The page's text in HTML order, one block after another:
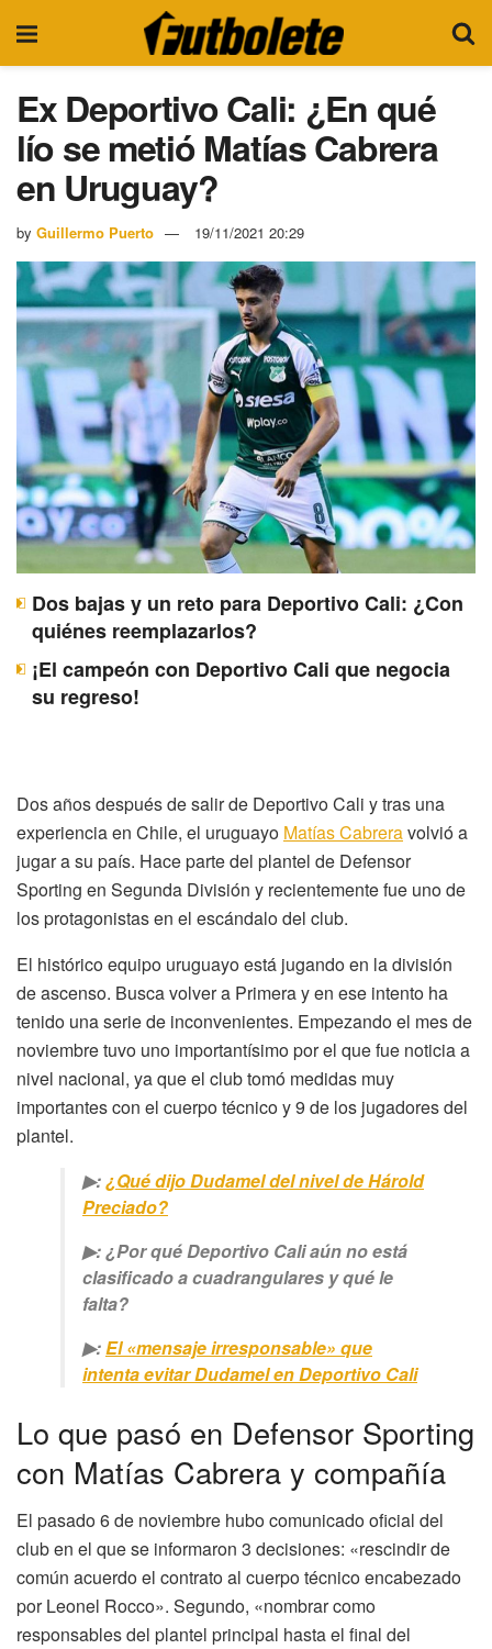
Ex Deportivo Cali: ¿En qué
lío se metió Matías Cabrera
en Uruguay?
by Guillermo Puerto 19/11/2021 20:29
Dos bajas y un reto para Deportivo Cali: ¿Con
quiénes reemplazarlos?
¡El campeón con Deportivo Cali que negocia
su regreso!
Dos años después de salir de Deportivo Cali y tras una
experiencia en Chile, el uruguayo Matías Cabreravolvió a
jugar a su país. Hace parte del plantel de Defensor
Sporting en Segunda División y recientemente fue uno de
los protagonistas en el escándalo del club.
El histórico equipo uruguayo está jugando en la división
de ascenso. Busca volver a Primera y en ese intento ha
tenido una serie de inconvenientes. Empezando el mes de
noviembre tuvo uno importantísimo por el que fue noticia a
nivel nacional, ya que el club tomó medidas muy
importantes con el cuerpo técnico y 9 de los jugadores del
plantel.
▶:¿Qué dijo Dudamel del nivel de Hárold
Preciado?
▶: ¿Por qué Deportivo Cali aún no está
clasificado a cuadrangulares y qué le
falta?
▶:El «mensaje irresponsable» que
intenta evitar Dudamel en Deportivo Cali
Lo que pasó en Defensor Sporting
con Matías Cabrera y compañía
El pasado 6 de noviembre hubo comunicado oficial del
club en el que se informaron 3 decisiones: «rescindir de
común acuerdo el contrato al cuerpo técnico encabezado
por Leonel Rocco». Segundo, «nombrar como
responsables del plantel principal hasta el final del